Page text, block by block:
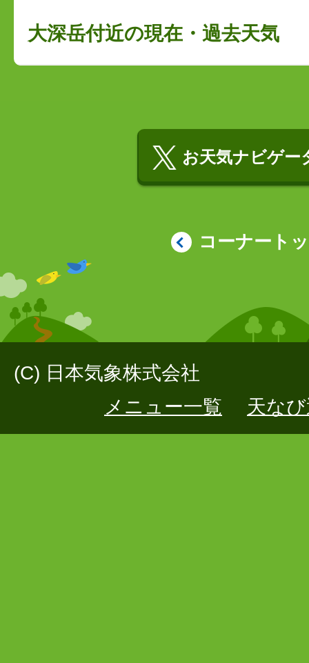
大深岳付近の現在・過去天気
お天気ナビゲー
コーナート
(C) 日本気象株式会社
メニュー一覧
天な